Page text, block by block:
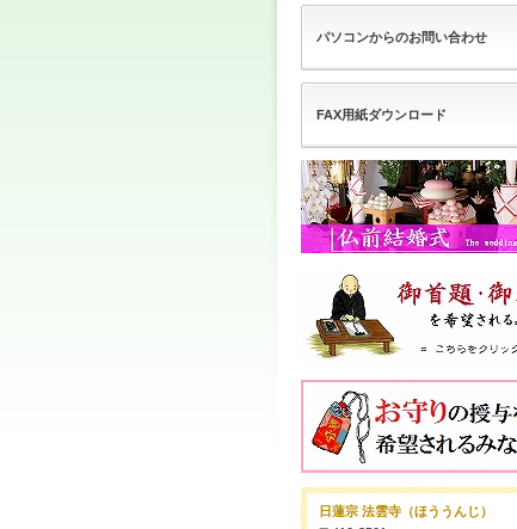
パソコンからのお問い合わせ
FAX用紙ダウンロード
日蓮宗 法雲寺（ほううんじ）